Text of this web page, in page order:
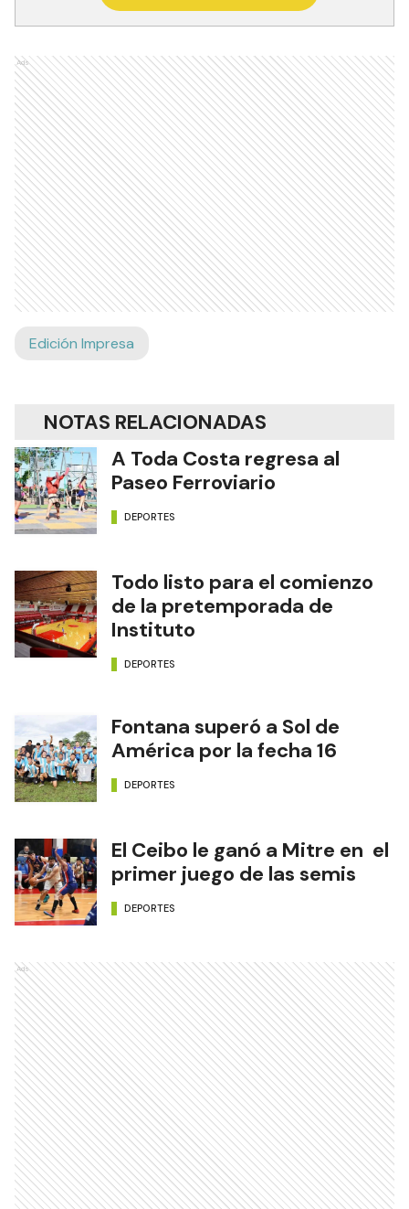
Ads
Edición Impresa
NOTAS RELACIONADAS
A Toda Costa regresa al
Paseo Ferroviario
DEPORTES
Todo listo para el comienzo
de la pretemporada de
Instituto
DEPORTES
Fontana superó a Sol de
América por la fecha 16
DEPORTES
El Ceibo le ganó a Mitre en el
primer juego de las semis
DEPORTES
Ads